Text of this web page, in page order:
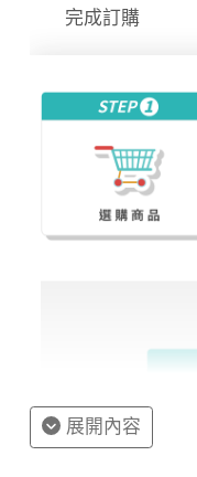
完成訂購
展開內容